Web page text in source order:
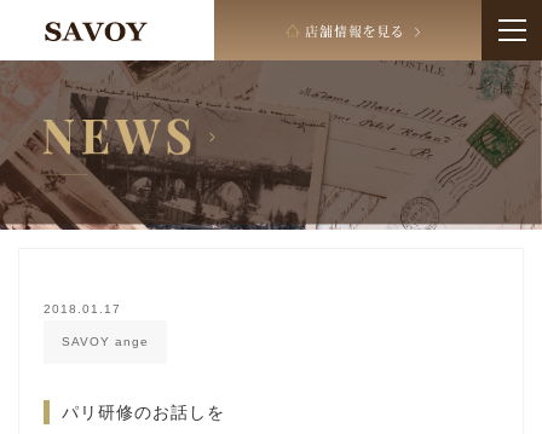
2018.01.17
SAVOY ange
パリ研修のお話しを